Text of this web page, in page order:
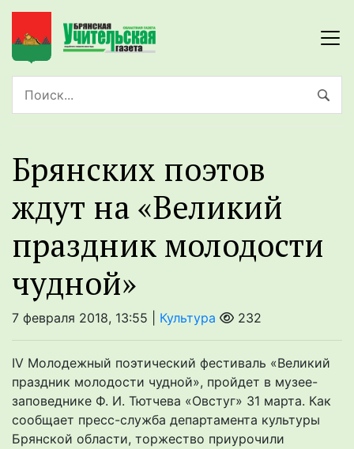
Брянских поэтов
ждут на «Великий
праздник молодости
чудной»
7 февраля 2018, 13:55 | Культура 232
IV Молодежный поэтический фестиваль «Великий
праздник молодости чудной», пройдет в музее-
заповеднике Ф. И. Тютчева «Овстуг» 31 марта. Как
сообщает пресс-служба департамента культуры
Брянской области, торжество приурочили